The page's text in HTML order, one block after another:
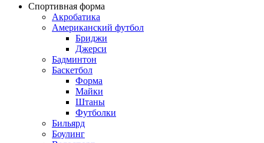
Спортивная форма
Акробатика
Американский футбол
Бриджи
Джерси
Бадминтон
Баскетбол
Форма
Майки
Штаны
Футболки
Бильярд
Боулинг